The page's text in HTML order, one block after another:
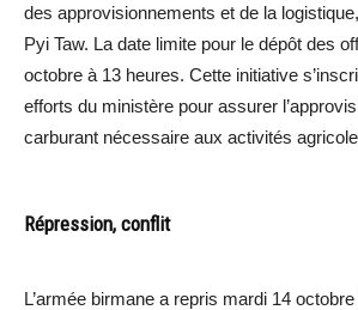
des approvisionnements et de la
Pyi Taw. La date limite pour le dépôt des
octobre à 13 heures. Cette initiative
efforts du ministère pour assurer
carburant nécessaire aux activités
Répression, conflit
L’armée birmane a repris mardi 14